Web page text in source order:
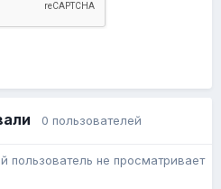
0 пользователей
пользователь не просматривает